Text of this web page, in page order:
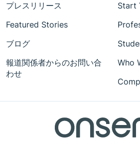
プレスリリース
Featured Stories
ブログ
報道関係者からのお問い合
わせ
Start
Who